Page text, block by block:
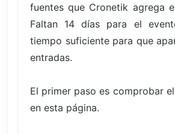
fuentes que Cronetik agrega
Faltan 14 días para el
tiempo suficiente para que
entradas.
El primer paso es comprobar
en esta página.